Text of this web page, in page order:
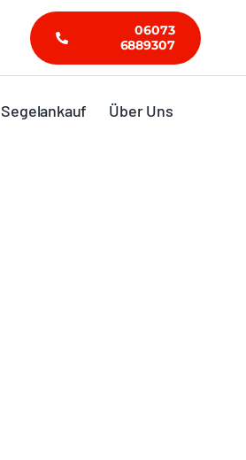
06073
6889307
Segelankauf
Über Uns